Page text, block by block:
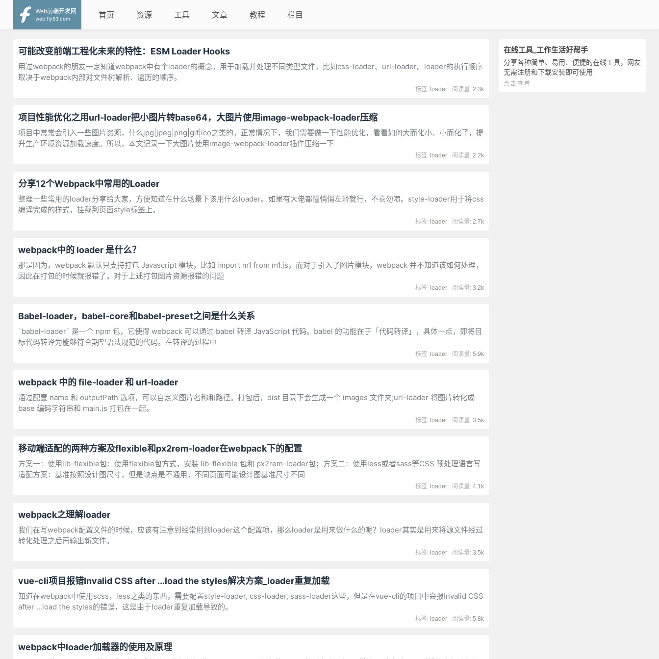
Web前端开发网
web.fly63.com
首页 资源 工具 文章 教程 栏目
在线工具_工作生活好帮手
分享各种简单、易用、便捷的在线工具，网友
无需注册和下载安装即可使用
点击查看
可能改变前端工程化未来的特性：ESM Loader Hooks
用过webpack的朋友一定知道webpack中有个loader的概念，用于加载并处理不同类型文件，比如css-loader、url-loader。loader的执行顺序
取决于webpack内部对文件树解析、遍历的顺序。
阅读量:2.3k
标签: loader
项目性能优化之用url-loader把小图片转base64，大图片使用image-webpack-loader压缩
项目中常常会引入一些图片资源，什么jpg|jpeg|png|gif|ico之类的，正常情况下，我们需要做一下性能优化，看看如何大而化小、小而化了，提
升生产环境资源加载速度。所以，本文记录一下大图片使用image-webpack-loader插件压缩一下
阅读量:2.2k
标签: loader
分享12个Webpack中常用的Loader
整理一些常用的loader分享给大家，方便知道在什么场景下该用什么loader。如果有大佬都懂悄悄左滑就行，不喜勿喷。style-loader用于将css
编译完成的样式，挂载到页面style标签上。
阅读量:2.7k
标签: loader
webpack中的 loader 是什么？
那是因为，webpack 默认只支持打包 Javascript 模块，比如 import m1 from m1.js，而对于引入了图片模块，webpack 并不知道该如何处理，
因此在打包的时候就报错了。对于上述打包图片资源报错的问题
阅读量:3.2k
标签: loader
Babel-loader，babel-core和babel-preset之间是什么关系
`babel-loader` 是一个 npm 包，它使得 webpack 可以通过 babel 转译 JavaScript 代码。babel 的功能在于「代码转译」，具体一点，即将目
标代码转译为能够符合期望语法规范的代码。在转译的过程中
阅读量:5.9k
标签: loader
webpack 中的 file-loader 和 url-loader
通过配置 name 和 outputPath 选项，可以自定义图片名称和路径。打包后，dist 目录下会生成一个 images 文件夹;url-loader 将图片转化成
base 编码字符串和 main.js 打包在一起。
阅读量:3.5k
标签: loader
移动端适配的两种方案及flexible和px2rem-loader在webpack下的配置
方案一：使用lib-flexible包：使用flexible包方式，安装 lib-flexible 包和 px2rem-loader包；方案二：使用less或者sass等CSS 预处理语言写
适配方案：基准按照设计图尺寸，但是缺点是不通用，不同页面可能设计图基准尺寸不同
阅读量:4.1k
标签: loader
webpack之理解loader
我们在写webpack配置文件的时候，应该有注意到经常用到loader这个配置项，那么loader是用来做什么的呢？loader其实是用来将源文件经过
转化处理之后再输出新文件。
阅读量:3.5k
标签: loader
vue-cli项目报错Invalid CSS after ...load the styles解决方案_loader重复加载
知道在webpack中使用scss，less之类的东西，需要配置style-loader, css-loader, sass-loader这些，但是在vue-cli的项目中会报Invalid CSS
after ...load the styles的错误，这是由于loader重复加载导致的。
阅读量:5.8k
标签: loader
webpack中loader加载器的使用及原理